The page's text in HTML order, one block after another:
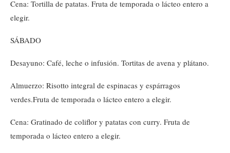
Cena: Tortilla de patatas. Fruta de temporada o lácteo entero a
elegir.
SÁBADO
Desayuno: Café, leche o infusión. Tortitas de avena y plátano.
Almuerzo: Risotto integral de espinacas y espárragos
verdes.Fruta de temporada o lácteo entero a elegir.
Cena: Gratinado de coliflor y patatas con curry. Fruta de
temporada o lácteo entero a elegir.